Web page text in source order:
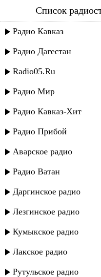
мая
Список
Радио Кавказ
Радио Дагестан
Radio05.Ru
Радио Мир
Радио Кавказ-Хит
Радио Прибой
Аварское радио
Радио Ватан
Даргинское радио
Лезгинское радио
Кумыкское радио
Лакское радио
Рутульское радио